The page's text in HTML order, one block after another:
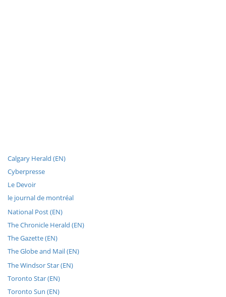
Calgary Herald (EN)
Cyberpresse
Le Devoir
le journal de montréal
National Post (EN)
The Chronicle Herald (EN)
The Gazette (EN)
The Globe and Mail (EN)
The Windsor Star (EN)
Toronto Star (EN)
Toronto Sun (EN)